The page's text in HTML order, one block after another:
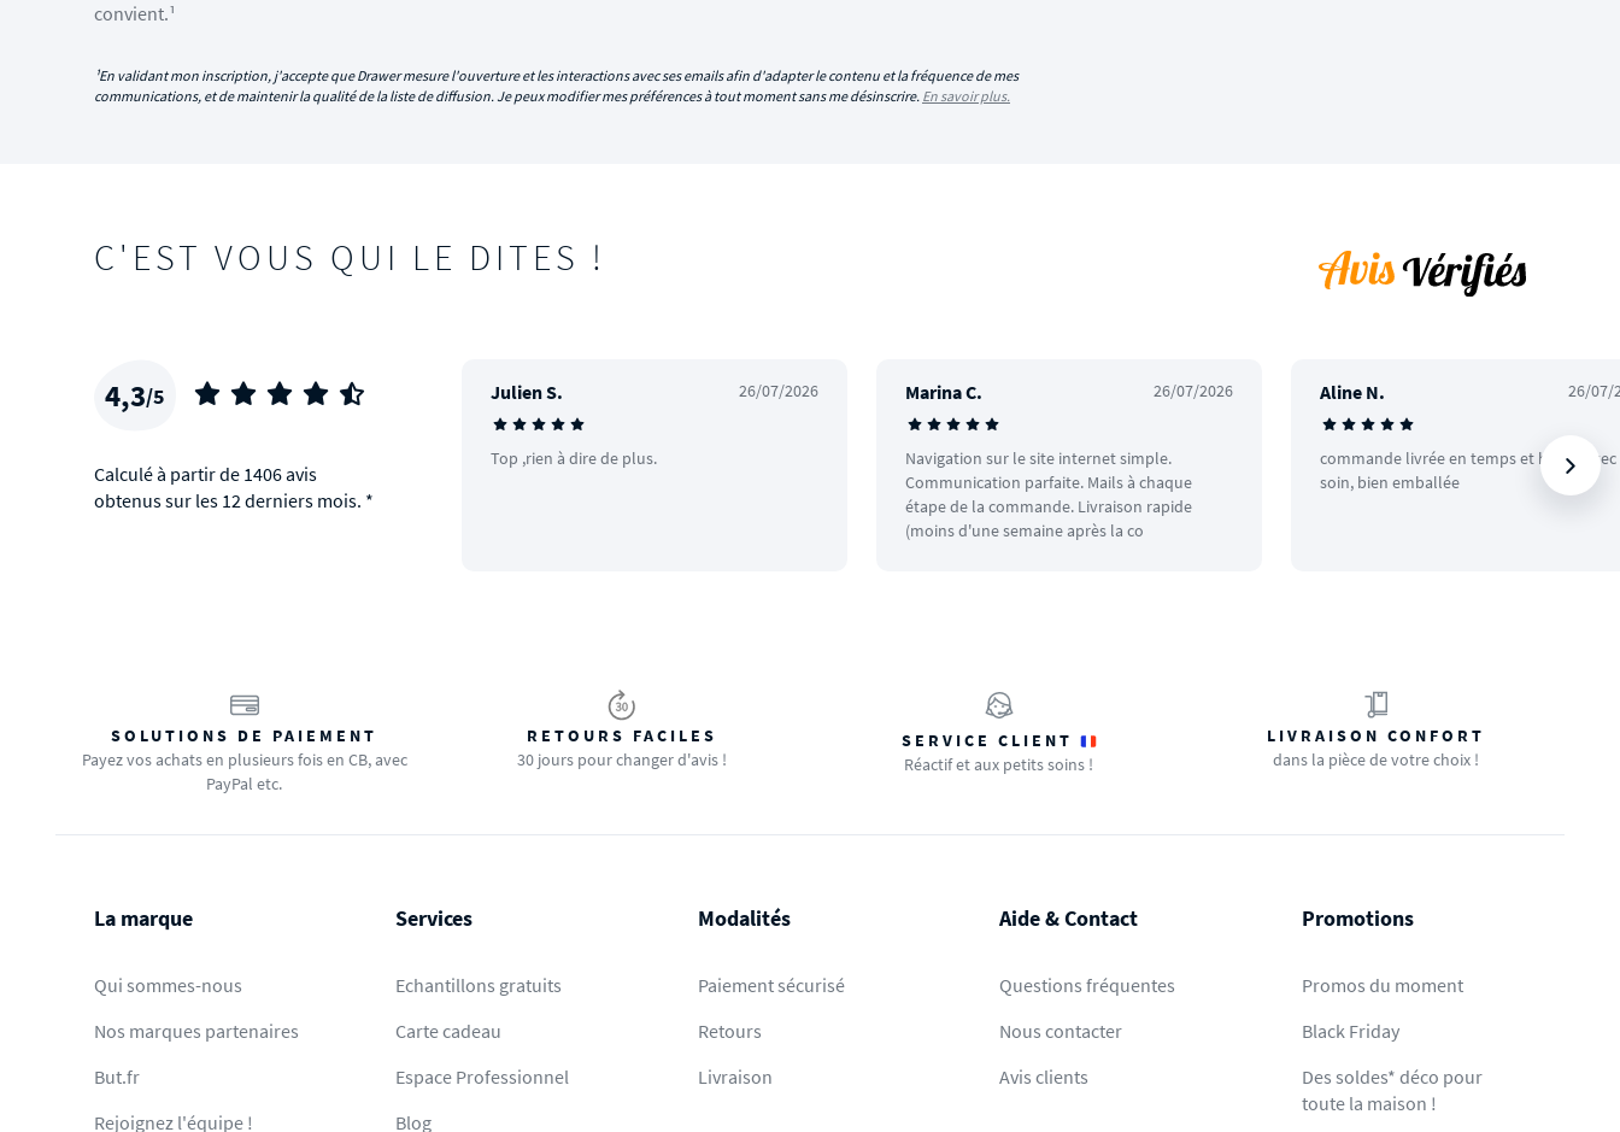
convient.¹
¹En validant mon inscription, j'accepte que Drawer mesure l'ouverture et les interactions avec ses emails afin d'adapter le contenu et la fréquence de mes
communications, et de maintenir la qualité de la liste de diffusion. Je peux modifier mes préférences à tout moment sans me désinscrire. En savoir plus.
C'EST VOUS QUI LE DITES !
4,3/5
Calculé à partir de 1406 avis
obtenus sur les 12 derniers mois. *
Julien S. 26/07/2026
Top ,rien à dire de plus.
Marina C. 26/07/2026
Navigation sur le site internet simple.
Communication parfaite. Mails à chaque
étape de la commande. Livraison rapide
(moins d'une semaine après la co
Aline N. 26/07/
commande livrée en temps et heure avec
soin, bien emballée
SOLUTIONS DE PAIEMENT
Payez vos achats en plusieurs fois en CB, avec
PayPal etc.
RETOURS FACILES
30 jours pour changer d'avis !
SERVICE CLIENT
Réactif et aux petits soins !
LIVRAISON CONFORT
dans la pièce de votre choix !
La marque
Qui sommes-nous
Nos marques partenaires
But.fr
Rejoignez l'équipe !
Services
Echantillons gratuits
Carte cadeau
Espace Professionnel
Blog
Modalités
Paiement sécurisé
Retours
Livraison
Aide & Contact
Questions fréquentes
Nous contacter
Avis clients
Promotions
Promos du moment
Black Friday
Des soldes* déco pour
toute la maison !